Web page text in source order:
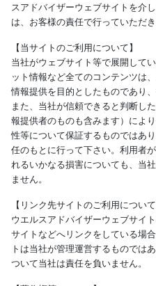
スアドバイザーウェブサイトを介
は、お客様の責任で行っていただ
【当サイトのご利用について】
当社がウェブサイト等で展開して
ット情報など全てのコンテンツは
情報提供を目的としたものであり
また、当社が信頼できると判断し
報提供者のものも含みます）によ
性等について保証するものではあ
任のもとに行って下さい。利用者
れるいかなる損害についても、当
ません。
【リンク先サイトのご利用について
ウエルスアドバイザーウェブサイ
サイトなどへリンクをしている場
トは当社が管理運営するものでは
ついて当社は責任を負いません。